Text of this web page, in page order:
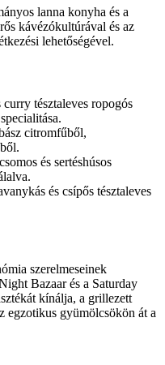
lanna konyha és a
kávézókultúrával és az
lehetőségével.
tésztaleves ropogós
citromfűből,
és sertéshúsos
és csípős tésztaleves
szerelmeseinek
Bazaar és a Saturday
kínálja, a grillezett
egzotikus gyümölcsökön át a